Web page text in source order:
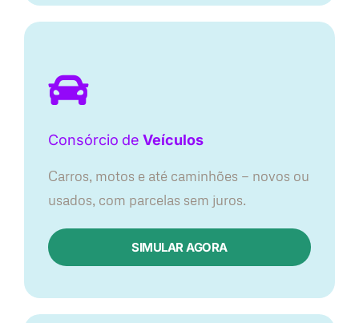
Consórcio de Veículos
Carros, motos e até caminhões — novos ou
usados, com parcelas sem juros.
SIMULAR AGORA